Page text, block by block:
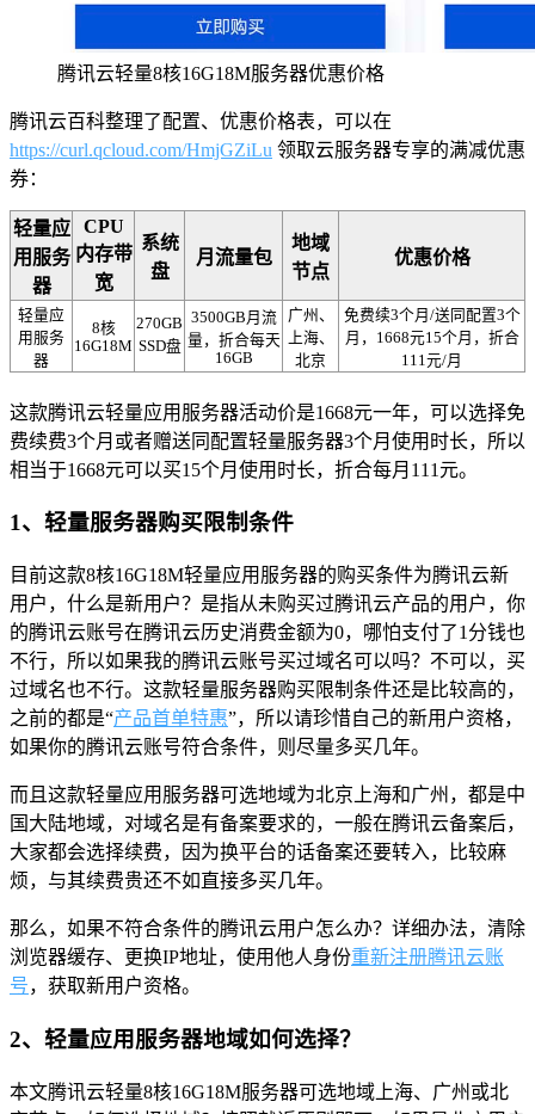
腾讯云轻量8核16G18M服务器优惠价格
腾讯云百科整理了配置、优惠价格表，可以在
https://curl.qcloud.com/HmjGZiLu 领取云服务器专享的满减优惠
券：
轻量应
用服务
器
CPU
内存带
宽
系统
盘
月流量包
地域
节点
优惠价格
轻量应
用服务
器
8核
16G18M
270GB
SSD盘
3500GB月流
量，折合每天
16GB
广州、
上海、
北京
免费续3个月/送同配置3个
月，1668元15个月，折合
111元/月
这款腾讯云轻量应用服务器活动价是1668元一年，可以选择免
费续费3个月或者赠送同配置轻量服务器3个月使用时长，所以
相当于1668元可以买15个月使用时长，折合每月111元。
1、轻量服务器购买限制条件
目前这款8核16G18M轻量应用服务器的购买条件为腾讯云新
用户，什么是新用户？是指从未购买过腾讯云产品的用户，你
的腾讯云账号在腾讯云历史消费金额为0，哪怕支付了1分钱也
不行，所以如果我的腾讯云账号买过域名可以吗？不可以，买
过域名也不行。这款轻量服务器购买限制条件还是比较高的，
之前的都是“产品首单特惠”，所以请珍惜自己的新用户资格，
如果你的腾讯云账号符合条件，则尽量多买几年。
而且这款轻量应用服务器可选地域为北京上海和广州，都是中
国大陆地域，对域名是有备案要求的，一般在腾讯云备案后，
大家都会选择续费，因为换平台的话备案还要转入，比较麻
烦，与其续费贵还不如直接多买几年。
那么，如果不符合条件的腾讯云用户怎么办？详细办法，清除
浏览器缓存、更换IP地址，使用他人身份重新注册腾讯云账
号，获取新用户资格。
2、轻量应用服务器地域如何选择？
本文腾讯云轻量8核16G18M服务器可选地域上海、广州或北